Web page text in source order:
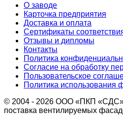
О заводе
Карточка предприятия
Доставка и оплата
Сертификаты
Отзывы и дипломы
Контакты
Политика
Согласие на обработку
Пользовательское
Политика использования
© 2004 - 2026 ООО «ПКП «СДС»:
поставка вентилируемых